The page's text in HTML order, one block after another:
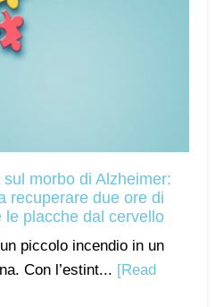
morbo di Alzheimer:
recuperare due ore di
placche dal cervello
piccolo incendio in un
Con l’estint... [Read